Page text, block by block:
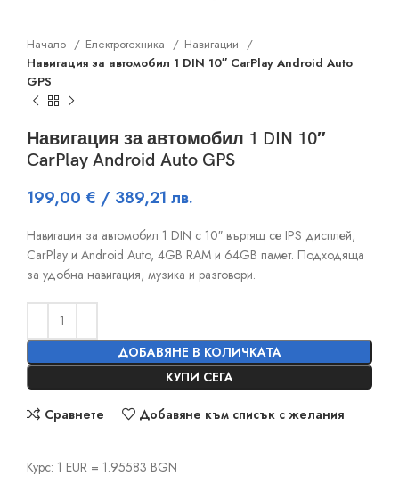
Начало Електротехника
Навигации
Навигация за автомобил 1 DIN 10″ CarPlay Android Auto
GPS
Навигация за автомобил 1 DIN 10″
CarPlay Android Auto GPS
199,00 € / 389,21 лв.
Навигация за автомобил 1 DIN с 10″ въртящ се IPS дисплей,
CarPlay и Android Auto, 4GB RAM и 64GB памет. Подходяща
за удобна навигация, музика и разговори.
ДОБАВЯНЕ В КОЛИЧКАТА
КУПИ СЕГА
Сравнете Добавяне към списък с желания
Курс: 1 EUR = 1.95583 BGN